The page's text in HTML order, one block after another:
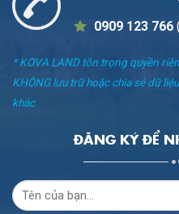
0909 123 766
* KOVA LAND tôn trọng quyền
KHÔNG lưu trữ hoặc chia sẻ dữ
khác
ĐĂNG KÝ ĐỂ